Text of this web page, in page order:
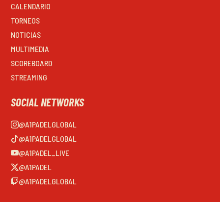
CALENDARIO
TORNEOS
NOTICIAS
MULTIMEDIA
SCOREBOARD
STREAMING
SOCIAL NETWORKS
@A1PADELGLOBAL
@A1PADELGLOBAL
@A1PADEL_LIVE
@A1PADEL
@A1PADELGLOBAL